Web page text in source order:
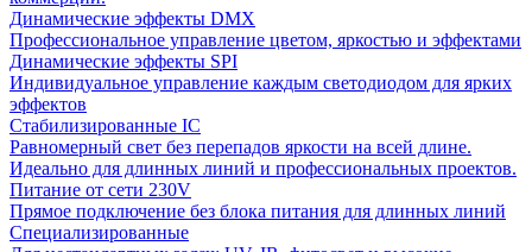
Динамические эффекты DMX
Профессиональное управление цветом, яркостью и эффектами
Динамические эффекты SPI
Индивидуальное управление каждым светодиодом для ярких
эффектов
Стабилизированные IC
Равномерный свет без перепадов яркости на всей длине.
Идеально для длинных линий и профессиональных проектов.
Питание от сети 230V
Прямое подключение без блока питания для длинных линий
Специализированные